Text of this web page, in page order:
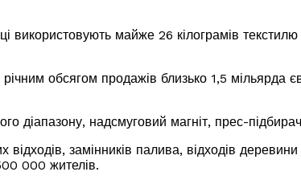
майже 26 кілограмів текстилю
річним обсягом продажів близько 1,5 мільярда
діапазону, надсмуговий магніт, прес-
замінників палива, відходів деревини
000 жителів.